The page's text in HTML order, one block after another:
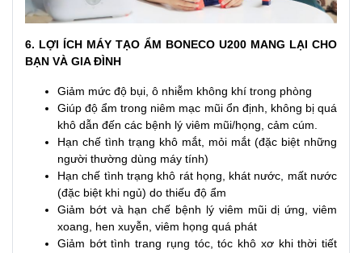
6. LỢI ÍCH MÁY TẠO ẨM BONECO U200 MANG LẠI CHO
BẠN VÀ GIA ĐÌNH
Giảm mức độ bụi, ô nhiễm không khí trong phòng
Giúp độ ẩm trong niêm mạc mũi ổn định, không bị quá
khô dẫn đến các bệnh lý viêm mũi/họng, cảm cúm.
Hạn chế tình trạng khô mắt, mỏi mắt (đặc biệt những
người thường dùng máy tính)
Hạn chế tình trạng khô rát họng, khát nước, mất nước
(đặc biệt khi ngủ) do thiếu độ ẩm
Giảm bớt và hạn chế bệnh lý viêm mũi dị ứng, viêm
xoang, hen xuyễn, viêm họng quá phát
Giảm bớt tình trang rụng tóc, tóc khô xơ khi thời tiết